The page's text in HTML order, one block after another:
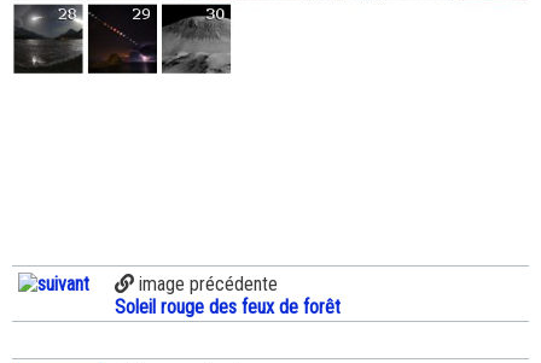
image précédente
Soleil rouge des feux de forêt